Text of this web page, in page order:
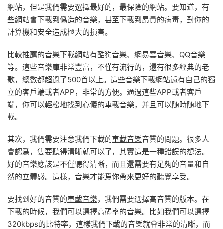
網站，但是我們需要選擇最好的，最保險的網站。要知道，有
些網站會下載到僞造的音樂，甚至下載到昂貴的病毒，對你的
計算機和安全造成極大的損害。
比較推薦的音樂下載網站有酷狗音樂、網易雲音樂、QQ音樂
等。這些音樂庫非常豐富，不僅有流行的，還有很多經典的老
歌，總數都超過了500首以上。這些音樂下載網站還有自己的獨
立的客戶端或者APP，非常的方便。通過這些APP或者客戶
端，你可以輕松地找到心儀的車載音樂，并且可以随時随地下
載。
其次，我們需要注意我們下載的車載音樂音質的問題。很多人
會認爲，隻要聽得清晰就可以了，其實這是一種錯誤的想法。
好的音樂應該是不僅聽得清晰，而且還需要有足夠的音量和自
然的立體感。這樣，音樂才能爲你帶來更好的聽覺享受。
要找到好的音質的車載音樂，我們需要選擇高音質的版本。在
下載的時候，我們可以選擇高碼率的音樂。比如我們可以選擇
320kbps的比特率，這樣我們下載的音樂就會非常的清晰，而